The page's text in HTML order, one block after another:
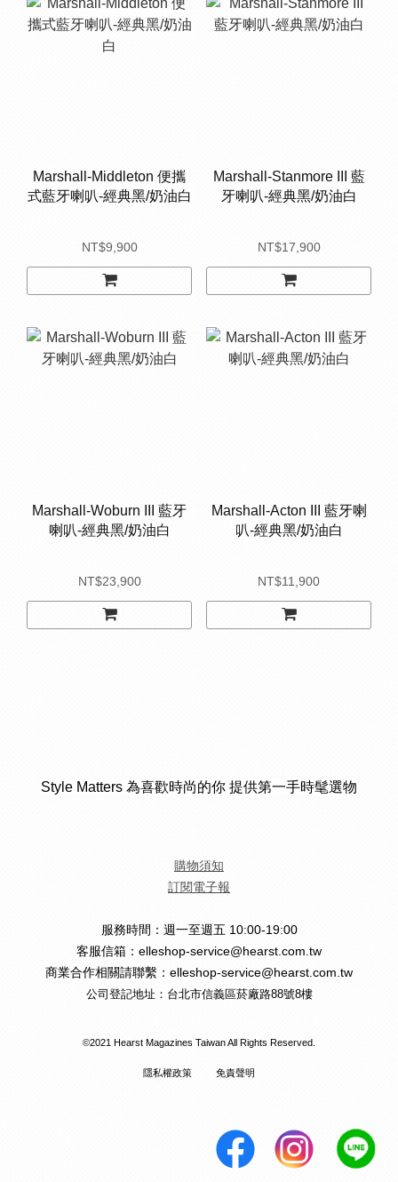
Marshall-Middleton 便攜
式藍牙喇叭-經典黑/奶油白
NT$9,900
Marshall-Stanmore III 藍
牙喇叭-經典黑/奶油白
NT$17,900
Marshall-Woburn III 藍牙
喇叭-經典黑/奶油白
NT$23,900
Marshall-Acton III 藍牙喇
叭-經典黑/奶油白
NT$11,900
Style Matters 為喜歡時尚的你 提供第一手時髦選物
購物須知
訂閱電子報
服務時間：週一至週五 10:00-19:00
客服信箱：elleshop-service@hearst.com.tw
商業合作相關請聯繫：elleshop-service@hearst.com.tw
公司登記地址：台北市信義區菸廠路88號8樓
©2021 Hearst Magazines Taiwan All Rights Reserved.
隱私權政策 免責聲明